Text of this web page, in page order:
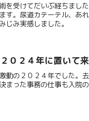
を受けてだいぶ経ちまし
す。尿道カテーテル、あ
じみ実感しました。
０２４年に置いて来
動の２０２４年でした。
まった事務の仕事も入院